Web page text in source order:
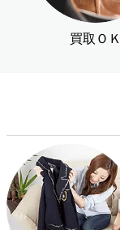
買取ＯＫ